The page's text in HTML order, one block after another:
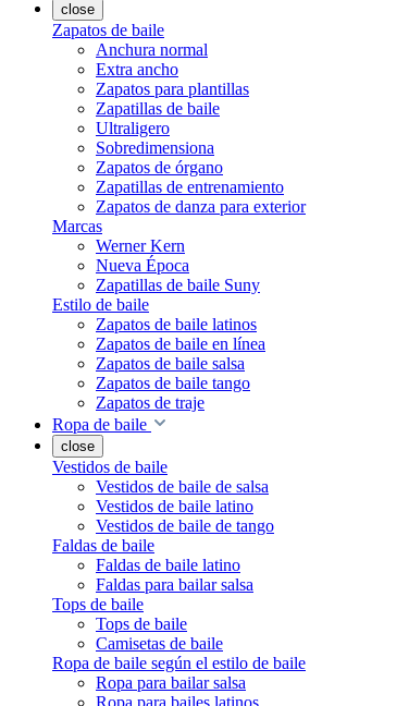
close
Zapatos de baile
Anchura normal
Extra ancho
Zapatos para plantillas
Zapatillas de baile
Ultraligero
Sobredimensiona
Zapatos de órgano
Zapatillas de entrenamiento
Zapatos de danza para exterior
Marcas
Werner Kern
Nueva Época
Zapatillas de baile Suny
Estilo de baile
Zapatos de baile latinos
Zapatos de baile en línea
Zapatos de baile salsa
Zapatos de baile tango
Zapatos de traje
Ropa de baile
close
Vestidos de baile
Vestidos de baile de salsa
Vestidos de baile latino
Vestidos de baile de tango
Faldas de baile
Faldas de baile latino
Faldas para bailar salsa
Tops de baile
Tops de baile
Camisetas de baile
Ropa de baile según el estilo de baile
Ropa para bailar salsa
Ropa para bailes latinos